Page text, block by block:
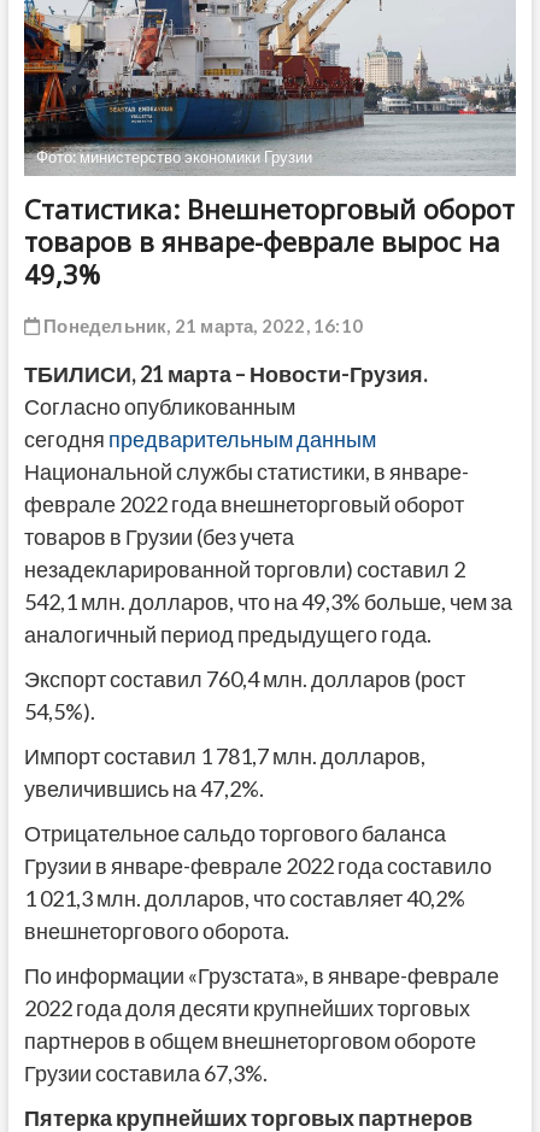
Фото: министерство экономики Грузии
Статистика: Внешнеторговый оборот
товаров в январе-феврале вырос на
49,3%
Понедельник, 21 марта, 2022, 16:10
ТБИЛИСИ, 21 марта – Новости-Грузия.
Согласно опубликованным
сегодня предварительным данным
Национальной службы статистики, в январе-
феврале 2022 года внешнеторговый оборот
товаров в Грузии (без учета
незадекларированной торговли) составил 2
542,1 млн. долларов, что на 49,3% больше, чем за
аналогичный период предыдущего года.
Экспорт составил 760,4 млн. долларов (рост
54,5%).
Импорт составил 1 781,7 млн. долларов,
увеличившись на 47,2%.
Отрицательное сальдо торгового баланса
Грузии в январе-феврале 2022 года составило
1 021,3 млн. долларов, что составляет 40,2%
внешнеторгового оборота.
По информации «Грузстата», в январе-феврале
2022 года доля десяти крупнейших торговых
партнеров в общем внешнеторговом обороте
Грузии составила 67,3%.
Пятерка крупнейших торговых партнеров